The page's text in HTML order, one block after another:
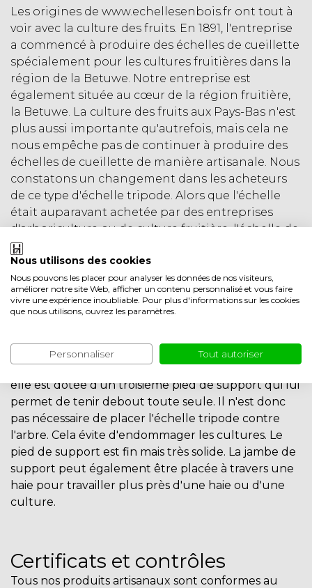
Les origines de www.echellesenbois.fr ont tout à
voir avec la culture des fruits. En 1891, l'entreprise
a commencé à produire des échelles de cueillette
spécialement pour les cultures fruitières dans la
région de la Betuwe. Notre entreprise est
également située au cœur de la région fruitière,
la Betuwe. La culture des fruits aux Pays-Bas n'est
plus aussi importante qu'autrefois, mais cela ne
nous empêche pas de continuer à produire des
échelles de cueillette de manière artisanale. Nous
constatons un changement dans les acheteurs
de ce type d'échelle tripode. Alors que l'échelle
était auparavant achetée par des entreprises
d'arboriculture ou de culture fruitière, l'échelle de
cueillette est aujourd'hui largement vendue à des
particuliers pour l'entretien de leur jardin.
Le pas de notre échelle de cueillette est de 25
cm ;
à 11 échelons.
Cette échelle de cueillette est pratique à utiliser car
elle est dotée d'un troisième pied de support qui lui
permet de tenir debout toute seule. Il n'est donc
pas nécessaire de placer l'échelle tripode contre
l'arbre. Cela évite d'endommager les cultures. Le
pied de support est fin mais très solide. La jambe de
support peut également être placée à travers une
haie pour travailler plus près d'une haie ou d'une
culture.
Certificats et contrôles
Tous nos produits artisanaux sont conformes au
Nous utilisons des cookies
Nous pouvons les placer pour analyser les données de nos visiteurs,
améliorer notre site Web, afficher un contenu personnalisé et vous faire
vivre une expérience inoubliable. Pour plus d'informations sur les cookies
que nous utilisons, ouvrez les paramètres.
Personnaliser Tout autoriser